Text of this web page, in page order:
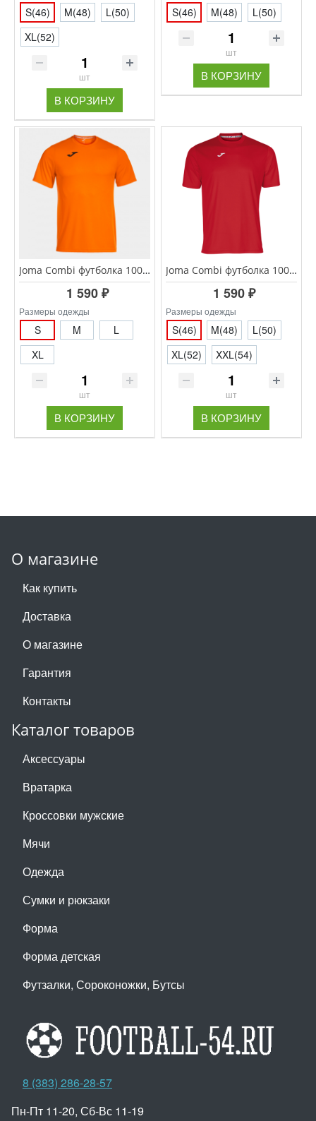
S(46) M(48)
L(50)
XL(52)
шт
В КОРЗИНУ
S(46) M(48) L(50)
шт
В КОРЗИНУ
Joma Combi футболка 100052.880 оранжевая
1 590 ₽
Размеры одежды
S M
L
XL
шт
В КОРЗИНУ
Joma Combi футболка 100052.600 красная
1 590 ₽
Размеры одежды
S(46) M(48)
L(50)
XL(52)
XXL(54)
шт
В КОРЗИНУ
О магазине
Как купить
Доставка
О магазине
Гарантия
Контакты
Каталог товаров
Аксессуары
Вратарка
Кроссовки мужские
Мячи
Одежда
Сумки и рюкзаки
Форма
Форма детская
Футзалки, Сороконожки, Бутсы
8 (383) 286-28-57
Пн-Пт 11-20, Сб-Вс 11-19